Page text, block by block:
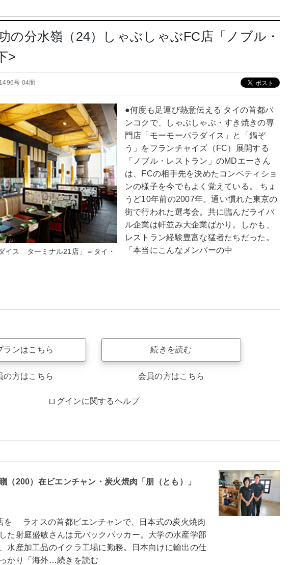
分水嶺（24）しゃぶしゃぶFC店「ノブル・
>
号 04面
イス ターミナル21店」＝タイ・
●何度も足運び熱意伝える タイの首都バ
ンコクで、しゃぶしゃぶ・すき焼きの専
門店「モーモーパラダイス」と「鍋ぞ
う」をフランチャイズ（FC）展開する
「ノブル・レストラン」のMDエーさん
は、FCの相手先を決めたコンペティショ
ンの様子を今でもよく覚えている。 ちょ
うど10年前の2007年。通い慣れた東京の
街で行われた選考会。共に臨んだライバ
ル企業は軒並み大企業ばかり。しかも、
レストラン経験豊富な猛者たちだった。
「本当にこんなメンバーの中
ランはこちら
の方はこちら
続きを読む
会員の方はこちら
ログインに関するヘルプ
200）在ビエンチャン・炭火焼肉「朋（とも）」
ラオスの首都ビエンチャンで、日本式の炭火焼肉
た射庭盛敏さんは元バックパッカー。大学の水産学部
水産加工品のイクラ工場に勤務。日本向けに輸出の仕
かり「海外…続きを読む